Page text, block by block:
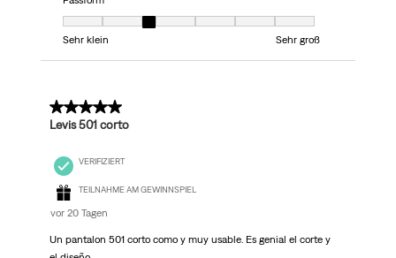
Passform, 3 von 7, wobei 1 gleich Sehr klein ist und 7 gleich Sehr groß
Sehr klein
Sehr groß
5 von 5 Sternen.
Levis 501 corto
VERIFIZIERT
TEILNAHME AM GEWINNSPIEL
vor 20 Tagen
Un pantalon 501 corto como y muy usable. Es genial el corte y